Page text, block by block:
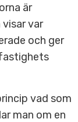
är
var
och ger
vad som
man om en